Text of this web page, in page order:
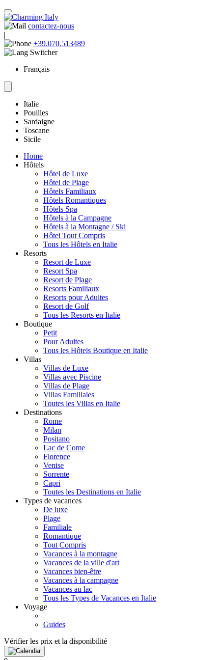
contactez-nous
|
+39.070.513489
Français
Italie
Pouilles
Sardaigne
Toscane
Sicile
Home
Hôtels
Hôtel de Luxe
Hôtel de Plage
Hôtels Familiaux
Hôtels Romantiques
Hôtels Spa
Hôtels à la Campagne
Hôtels à la Montagne / Ski
Hôtel Tout Compris
Tous les Hôtels en Italie
Resorts
Resort de Luxe
Resort Spa
Resort de Plage
Resorts Familiaux
Resorts pour Adultes
Resort de Golf
Tous les Resorts en Italie
Boutique
Petit
Pour Adultes
Tous les Hôtels Boutique en Italie
Villas
Villas de Luxe
Villas avec Piscine
Villas de Plage
Villas Familiales
Toutes les Villas en Italie
Destinations
Rome
Milan
Positano
Lac de Come
Florence
Venise
Sorrente
Capri
Toutes les Destinations en Italie
Types de vacances
De luxe
Plage
Familiale
Romantique
Tout Compris
Vacances à la montagne
Vacances de la ville d'art
Vacances bien-être
Vacances à la campagne
Vacances au lac
Tous les Types de Vacances en Italie
Voyage
Guides
Vérifier les prix et la disponibilité